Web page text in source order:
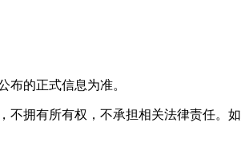
布的正式信息为准。
拥有所有权，不承担相关法律责任。